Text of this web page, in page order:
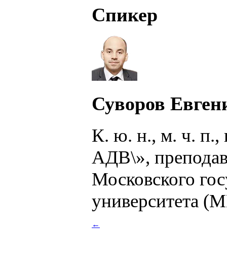
Спикер
Суворов
К. ю. н., м. ч. п.,
АДВ\»,
Московского
университета
←